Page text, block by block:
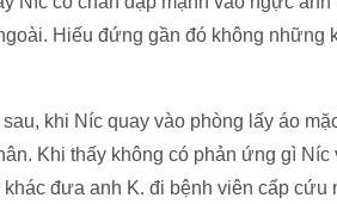
Hiếu đứng gần đó không những
sau, khi Níc quay vào phòng lấy áo
Khi thấy không có phản ứng gì
đưa anh K. đi bệnh viên cấp cứu